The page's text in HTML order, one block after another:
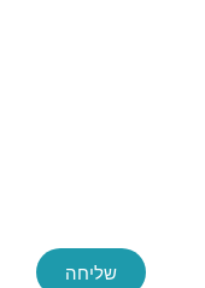
שליחה